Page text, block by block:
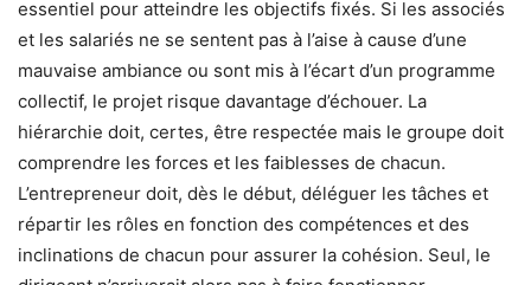
essentiel pour atteindre les objectifs fixés. Si les associés
et les salariés ne se sentent pas à l’aise à cause d’une
mauvaise ambiance ou sont mis à l’écart d’un programme
collectif, le projet risque davantage d’échouer. La
hiérarchie doit, certes, être respectée mais le groupe doit
comprendre les forces et les faiblesses de chacun.
L’entrepreneur doit, dès le début, déléguer les tâches et
répartir les rôles en fonction des compétences et des
inclinations de chacun pour assurer la cohésion. Seul, le